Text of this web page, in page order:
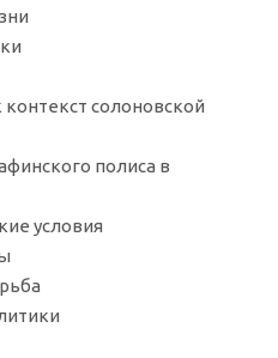
солоновской
полиса в
условия